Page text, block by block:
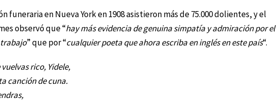
funeraria en Nueva York en 1908 asistieron más de 75.000 dolientes, y el
observó que “hay más evidencia de genuina simpatía y admiración por el
” que por “cualquier poeta que ahora escriba en inglés en este país“.
vuelvas rico, Yidele,
canción de cuna.